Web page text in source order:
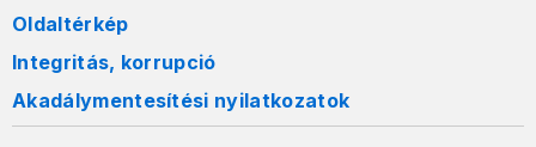
Oldaltérkép
Integritás, korrupció
Akadálymentesítési nyilatkozatok